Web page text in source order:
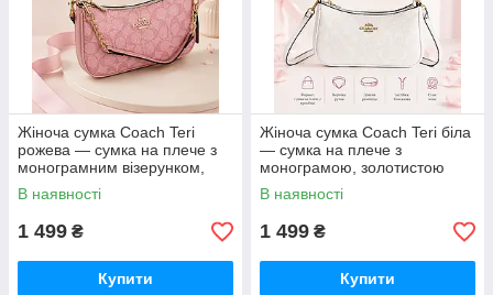
Жіноча сумка Coach Teri
рожева — сумка на плече з
монограмним візерунком,
золотистою фурнітурою та
ремінцем
В наявності
1 499 ₴
Купити
Жіноча сумка Coach Teri біла
— сумка на плече з
монограмою, золотистою
фурнітурою та ремінцем
В наявності
1 499 ₴
Купити